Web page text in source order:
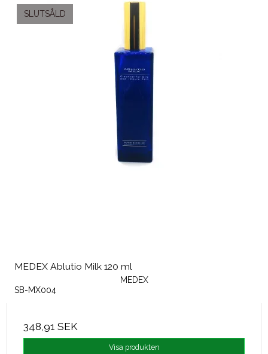
SLUTSÅLD
MEDEX Ablutio Milk 120 ml
MEDEX
SB-MX004
348,91 SEK
Visa produkten